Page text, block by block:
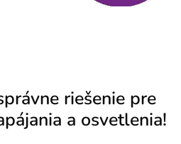
riešenie pre
a osvetlenia!